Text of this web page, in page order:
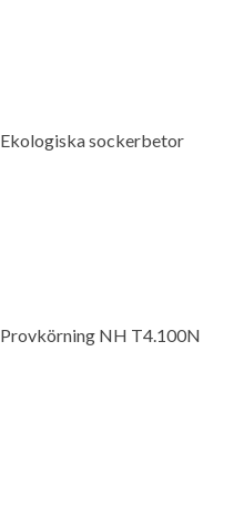
Ekologiska sockerbetor
Provkörning NH T4.100N